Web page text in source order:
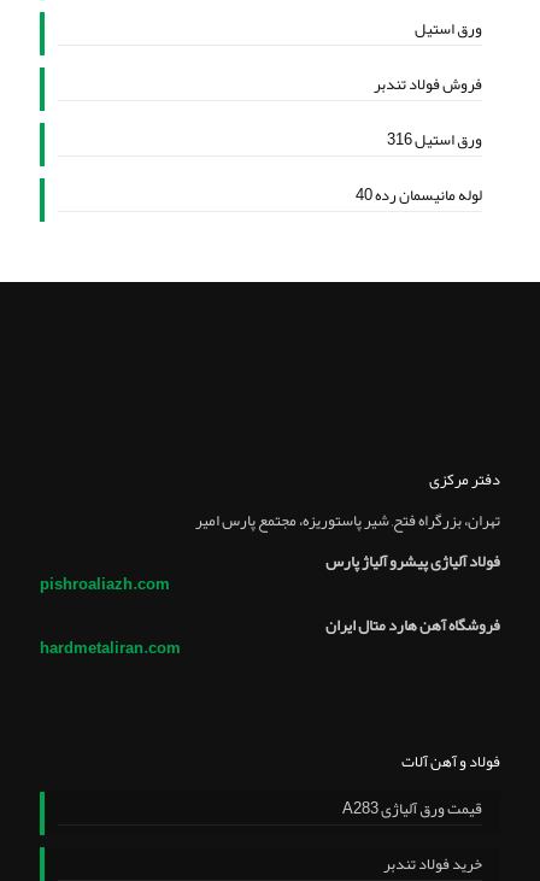
ورق استیل
فروش فولاد تندبر
ورق استیل 316
لوله مانیسمان رده 40
دفتر مرکزی
تهران، بزرگراه فتح, شير پاستوريزه، مجتمع پارس امير
فولاد آلیاژی پیشرو آلیاژ پارس
pishroaliazh.com
فروشگاه آهن هارد متال ایران
hardmetaliran.com
فولاد و آهن آلات
قیمت ورق آلیاژی A283
خرید فولاد تندبر